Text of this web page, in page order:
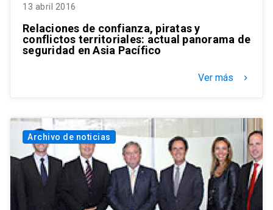
13 abril 2016
Relaciones de confianza, piratas y
conflictos territoriales: actual panorama de
seguridad en Asia Pacífico
Ver más keyboard_arrow_right
Archivo de noticias